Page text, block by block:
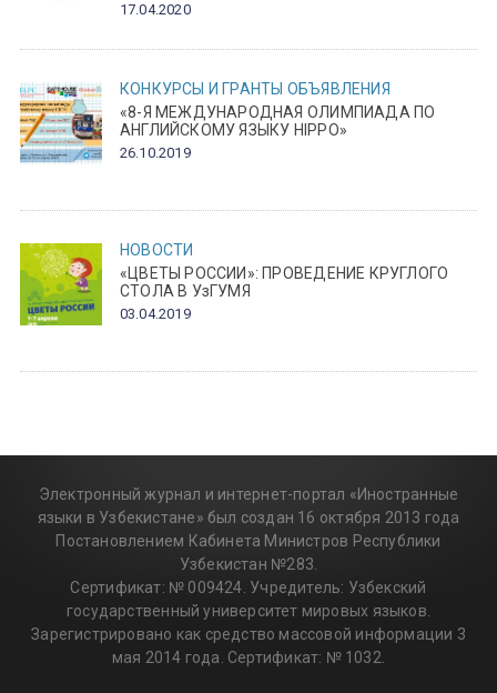
17.04.2020
КОНКУРСЫ И ГРАНТЫ ОБЪЯВЛЕНИЯ
«8-Я МЕЖДУНАРОДНАЯ ОЛИМПИАДА ПО
АНГЛИЙСКОМУ ЯЗЫКУ HIPPO»
26.10.2019
НОВОСТИ
«ЦВЕТЫ РОССИИ»: ПРОВЕДЕНИЕ КРУГЛОГО
СТОЛА В УзГУМЯ
03.04.2019
Электронный журнал и интернет-портал «Иностранные
языки в Узбекистане» был создан 16 октября 2013 года
Постановлением Кабинета Министров Республики
Узбекистан №283.
Сертификат: № 009424. Учредитель: Узбекский
государственный университет мировых языков.
Зарегистрировано как средство массовой информации 3
мая 2014 года. Сертификат: № 1032.